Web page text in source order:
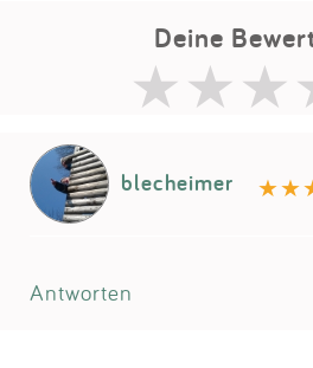
Deine
blecheimer
Antworten